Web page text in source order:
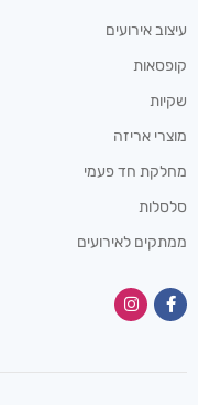
עיצוב אירועים
קופסאות
שקיות
מוצרי אריזה
מחלקת חד פעמי
סלסלות
ממתקים לאירועים